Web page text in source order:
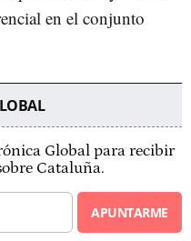
en el conjunto
Global para recibir
Cataluña.
APUNTARME